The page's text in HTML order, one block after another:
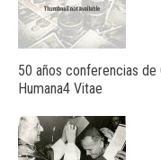
50 años conferencias de
Humana4 Vitae